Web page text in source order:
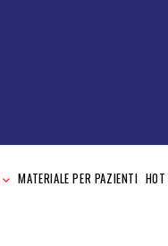
MATERIALE PER PAZIENTI